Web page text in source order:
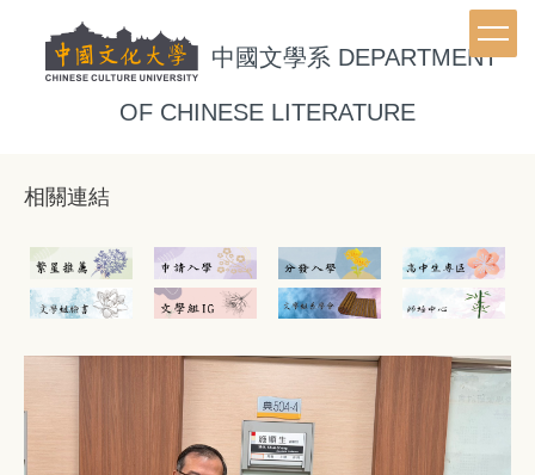
中國文學系 DEPARTMENT
OF CHINESE LITERATURE
相關連結